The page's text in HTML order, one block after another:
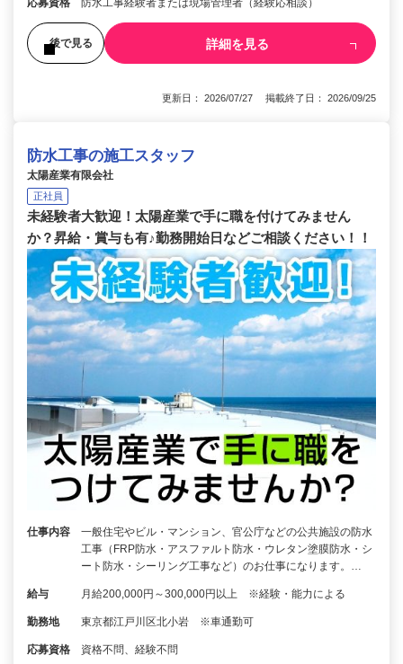
応募資格 防水工事経験者または現場管理者（経験応相談）
後で見る 詳細を見る
更新日： 2026/07/27 掲載終了日： 2026/09/25
防水工事の施工スタッフ
太陽産業有限会社
正社員
未経験者大歓迎！太陽産業で手に職を付けてみません
か？昇給・賞与も有♪勤務開始日などご相談ください！！
仕事内容
一般住宅やビル・マンション、官公庁などの公共施設の防水
工事（FRP防水・アスファルト防水・ウレタン塗膜防水・シ
ート防水・シーリング工事など）のお仕事になります。…
給与 月給200,000円～300,000円以上 ※経験・能力による
勤務地 東京都江戸川区北小岩 ※車通勤可
応募資格 資格不問、経験不問